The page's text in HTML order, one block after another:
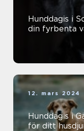
Hunddagis i
din fyrbenta
12. mars 2024
Hunddagis i
för ditt